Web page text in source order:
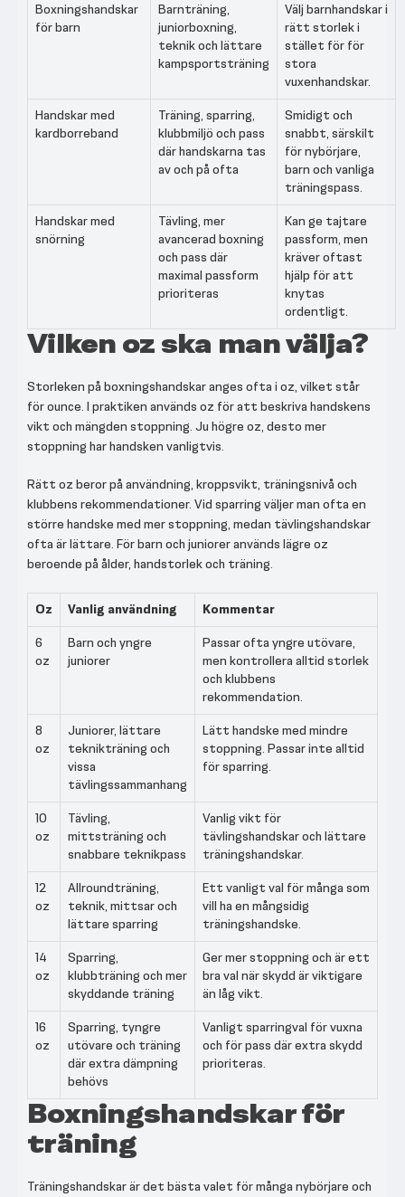
Boxningshandskar
för barn
Barnträning,
juniorboxning,
teknik och lättare
kampsportsträning
Välj barnhandskar i
rätt storlek i
stället för för
stora
vuxenhandskar.
Handskar med
kardborreband
Träning, sparring,
klubbmiljö och pass
där handskarna tas
av och på ofta
Smidigt och
snabbt, särskilt
för nybörjare,
barn och vanliga
träningspass.
Handskar med
snörning
Tävling, mer
avancerad boxning
och pass där
maximal passform
prioriteras
Kan ge tajtare
passform, men
kräver oftast
hjälp för att
knytas
ordentligt.
Vilken oz ska man välja?
Storleken på boxningshandskar anges ofta i oz, vilket står
för ounce. I praktiken används oz för att beskriva handskens
vikt och mängden stoppning. Ju högre oz, desto mer
stoppning har handsken vanligtvis.
Rätt oz beror på användning, kroppsvikt, träningsnivå och
klubbens rekommendationer. Vid sparring väljer man ofta en
större handske med mer stoppning, medan tävlingshandskar
ofta är lättare. För barn och juniorer används lägre oz
beroende på ålder, handstorlek och träning.
Oz Vanlig användning
Kommentar
6
oz
Barn och yngre
juniorer
Passar ofta yngre utövare,
men kontrollera alltid storlek
och klubbens
rekommendation.
8
oz
Juniorer, lättare
teknikträning och
vissa
tävlingssammanhang
Lätt handske med mindre
stoppning. Passar inte alltid
för sparring.
10
oz
Tävling,
mittsträning och
snabbare teknikpass
Vanlig vikt för
tävlingshandskar och lättare
träningshandskar.
12
oz
Allroundträning,
teknik, mittsar och
lättare sparring
Ett vanligt val för många som
vill ha en mångsidig
träningshandske.
14
oz
Sparring,
klubbträning och mer
skyddande träning
Ger mer stoppning och är ett
bra val när skydd är viktigare
än låg vikt.
16
oz
Sparring, tyngre
utövare och träning
där extra dämpning
behövs
Vanligt sparringval för vuxna
och för pass där extra skydd
prioriteras.
Boxningshandskar för
träning
Träningshandskar är det bästa valet för många nybörjare och